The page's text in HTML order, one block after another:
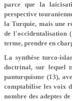
parce que la
perspective
la Turquie, mais une
de l'occidentalisation
terme, prendre en
La synthèse turco-
doctrinal, sur lequel
panturquisme (13),
comptabilise les voix
nombre des adeptes